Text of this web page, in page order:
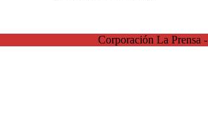
Corporación La Prensa